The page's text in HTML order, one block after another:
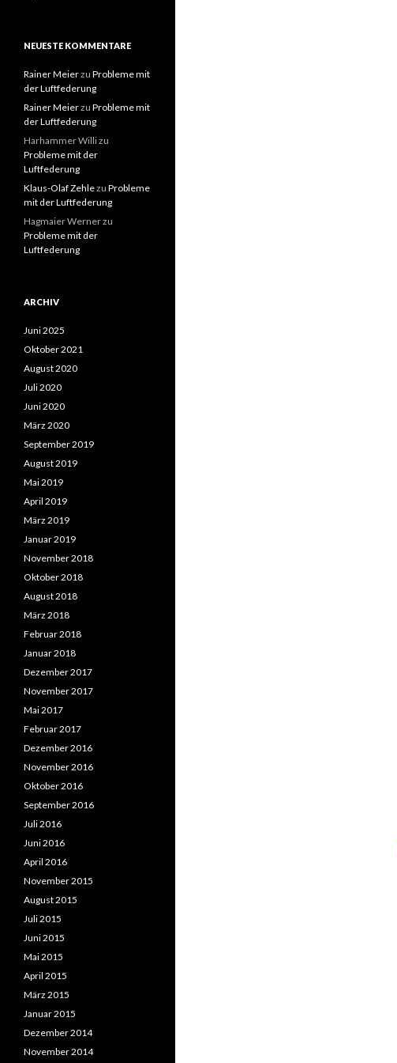
NEUESTE KOMMENTARE
Rainer Meierzu Probleme mit
der Luftfederung
Rainer Meierzu Probleme mit
der Luftfederung
Harhammer Willizu
Probleme mit der
Luftfederung
Klaus-Olaf Zehlezu Probleme
mit der Luftfederung
Hagmaier Wernerzu
Probleme mit der
Luftfederung
ARCHIV
Juni 2025
Oktober 2021
August 2020
Juli 2020
Juni 2020
März 2020
September 2019
August 2019
Mai 2019
April 2019
März 2019
Januar 2019
November 2018
Oktober 2018
August 2018
März 2018
Februar 2018
Januar 2018
Dezember 2017
November 2017
Mai 2017
Februar 2017
Dezember 2016
November 2016
Oktober 2016
September 2016
Juli 2016
Juni 2016
April 2016
November 2015
August 2015
Juli 2015
Juni 2015
Mai 2015
April 2015
März 2015
Januar 2015
Dezember 2014
November 2014